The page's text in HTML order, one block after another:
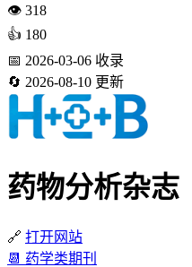
👁️ 318
👍 180
📅 2026-03-06 收录
🔄 2026-08-10 更新
药物分析杂志
🔗 打开网站
📆 药学类期刊